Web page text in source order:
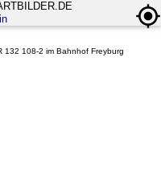
132 108-2 im Bahnhof Freyburg